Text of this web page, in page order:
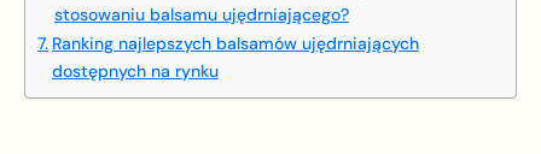
stosowaniu balsamu ujędrniającego?
Ranking najlepszych balsamów ujędrniających
dostępnych na rynku